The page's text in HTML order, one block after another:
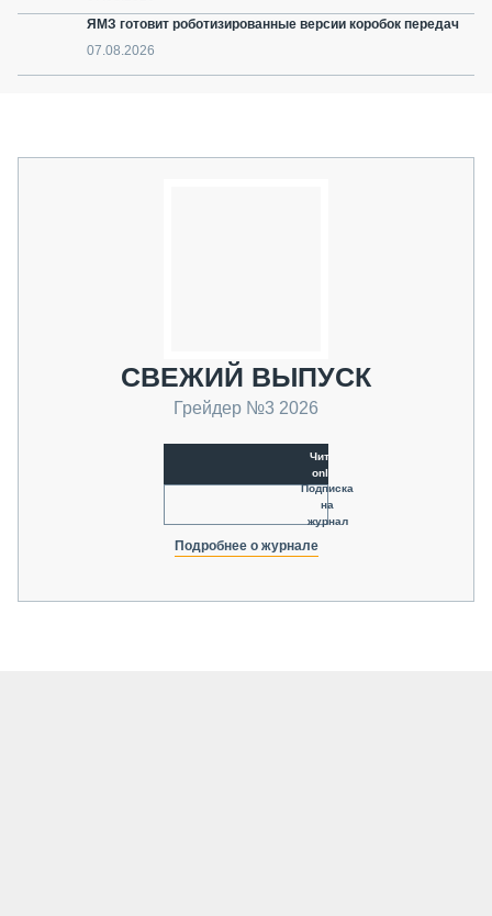
ЯМЗ готовит роботизированные версии коробок передач
07.08.2026
СВЕЖИЙ ВЫПУСК
Грейдер №3 2026
Читать
online
Подписка
на
журнал
Подробнее о журнале